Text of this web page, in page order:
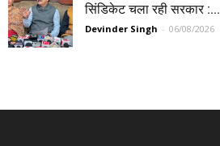
सिंडिकेट चला रही सरकार :...
Devinder Singh - 06/08/2026